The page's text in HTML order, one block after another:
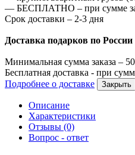
— БЕСПЛАТНО – при сумме
Срок доставки – 2-3 дня
Доставка подарков по
Минимальная сумма заказа –
Бесплатная доставка - при
Подробнее о доставке
Закрыть
Описание
Характеристики
Отзывы (0)
Вопрос - ответ